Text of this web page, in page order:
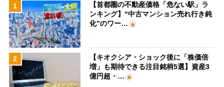
1
【首都圏の不動産価格「危ない駅」ラ
ンキング】“中古マンション売れ行き鈍
化”のワー…
2
【キオクシア・ショック後に「株価倍
増」も期待できる注目銘柄5選】資産3
億円超・…